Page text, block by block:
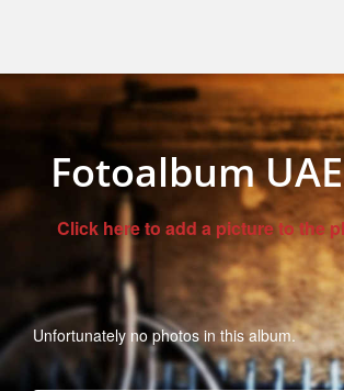
Fotoalbum
Click here to add a picture to the
Unfortunately no photos in this album.